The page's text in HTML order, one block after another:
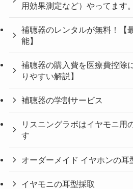
用効果測定など）やってます。
補聴器のレンタルが無料！【
能】
補聴器の購入費を医療費控除
りやすい解説】
補聴器の学割サービス
リスニングラボはイヤモニ用
す
オーダーメイド イヤホンの耳
イヤモニの耳型採取